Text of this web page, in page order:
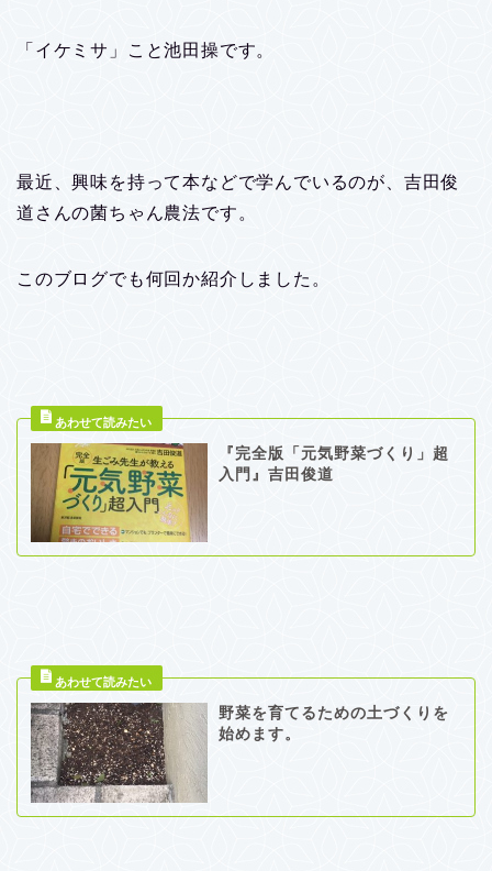
「イケミサ」こと池田操です。
最近、興味を持って本などで学んでいるのが、吉田俊
道さんの菌ちゃん農法です。
このブログでも何回か紹介しました。
『完全版「元気野菜づくり」超
入門』吉田俊道
野菜を育てるための土づくりを
始めます。